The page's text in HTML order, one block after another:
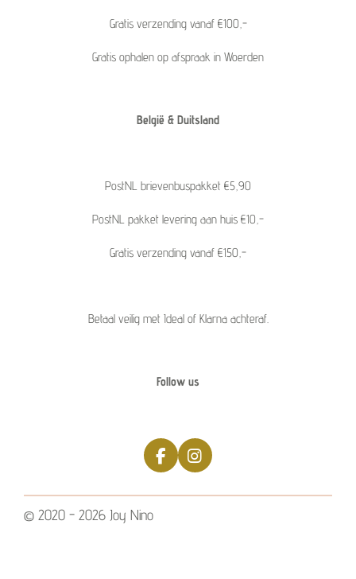
Gratis verzending vanaf €100,-
Gratis ophalen op afspraak in Woerden
België & Duitsland
PostNL brievenbuspakket €5,90
PostNL pakket levering aan huis €10,-
Gratis verzending vanaf €150,-
Betaal veilig met Ideal of Klarna achteraf.
Follow us
F
a
c
I
n
s
© 2020 - 2026 Joy Nino